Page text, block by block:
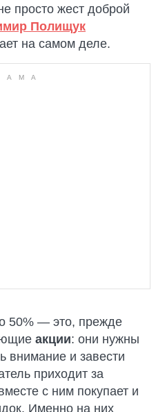
просто жест доброй
Полищук
на самом деле.
50% — это, прежде
акции: они нужны
внимание и завести
приходит за
с ним покупает и
Именно на них